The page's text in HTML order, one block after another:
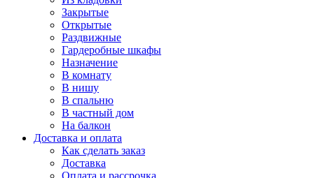
Закрытые
Открытые
Раздвижные
Гардеробные шкафы
Назначение
В комнату
В нишу
В спальню
В частный дом
На балкон
Доставка и оплата
Как сделать заказ
Доставка
Оплата и рассрочка